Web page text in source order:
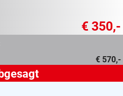
€ 350,-
€ 570,-